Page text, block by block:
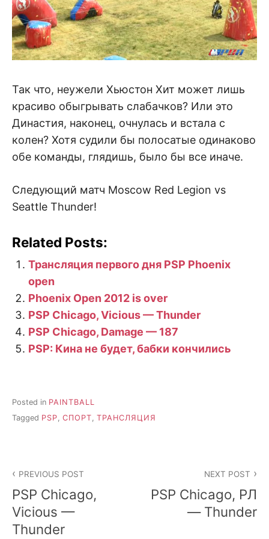
Так что, неужели Хьюстон Хит может лишь
красиво обыгрывать слабачков? Или это
Династия, наконец, очнулась и встала с
колен? Хотя судили бы полосатые одинаково
обе команды, глядишь, было бы все иначе.
Следующий матч Moscow Red Legion vs
Seattle Thunder!
Related Posts:
Трансляция первого дня PSP Phoenix
open
Phoenix Open 2012 is over
PSP Chicago, Vicious — Thunder
PSP Chicago, Damage — 187
PSP: Кина не будет, бабки кончились
Posted in PAINTBALL
Tagged PSP, СПОРТ, ТРАНСЛЯЦИЯ
navigation
PREVIOUS POST
PSP Chicago,
Vicious —
Thunder
NEXT POST
PSP Chicago, РЛ
— Thunder